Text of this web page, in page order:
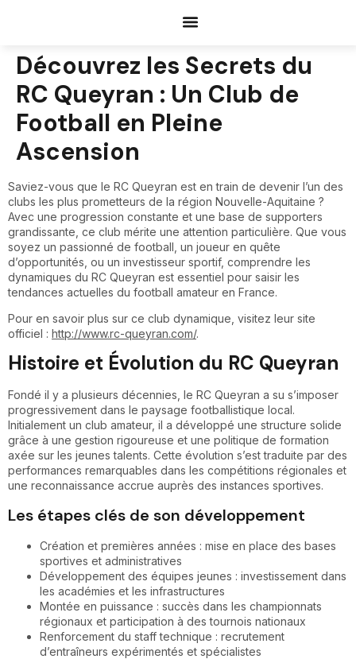
Découvrez les Secrets du
RC Queyran : Un Club de
Football en Pleine
Ascension
Saviez-vous que le RC Queyran est en train de devenir l’un des
clubs les plus prometteurs de la région Nouvelle-Aquitaine ?
Avec une progression constante et une base de supporters
grandissante, ce club mérite une attention particulière. Que vous
soyez un passionné de football, un joueur en quête
d’opportunités, ou un investisseur sportif, comprendre les
dynamiques du RC Queyran est essentiel pour saisir les
tendances actuelles du football amateur en France.
Pour en savoir plus sur ce club dynamique, visitez leur site
officiel : http://www.rc-queyran.com/.
Histoire et Évolution du RC Queyran
Fondé il y a plusieurs décennies, le RC Queyran a su s’imposer
progressivement dans le paysage footballistique local.
Initialement un club amateur, il a développé une structure solide
grâce à une gestion rigoureuse et une politique de formation
axée sur les jeunes talents. Cette évolution s’est traduite par des
performances remarquables dans les compétitions régionales et
une reconnaissance accrue auprès des instances sportives.
Les étapes clés de son développement
Création et premières années : mise en place des bases
sportives et administratives
Développement des équipes jeunes : investissement dans
les académies et les infrastructures
Montée en puissance : succès dans les championnats
régionaux et participation à des tournois nationaux
Renforcement du staff technique : recrutement
d’entraîneurs expérimentés et spécialistes